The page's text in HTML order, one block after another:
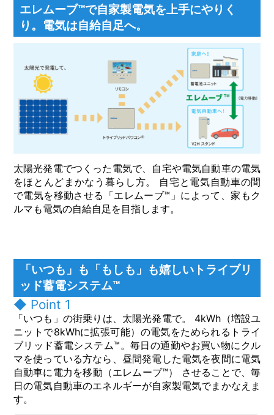
エレムーブ™で自家製電気を上手にやりく
り。電気は自給自足へ。
太陽光発電でつくった電気で、自宅や電気自動車の電気
をほとんどまかなう暮らし方。 自宅と電気自動車の間
で電気を移動させる「エレムーブ™」によって、家もク
ルマも電気の自給自足を目指します。
「いつも」も「もしも」も嬉しいトライブリ
ッド蓄電システム™
◆ Point 1
「いつも」の街乗りは、太陽光発電で。 4kWh（増設ユ
ニットで8kWhに拡張可能）の電気をためられるトライ
ブリッド蓄電システム™。毎日の通勤やお買い物にクル
マを使っている方なら、昼間発電した電気を夜間に電気
自動車に電力を移動（エレムーブ™） させることで、毎
日の電気自動車のエネルギーが自家製電気でまかなえま
す。